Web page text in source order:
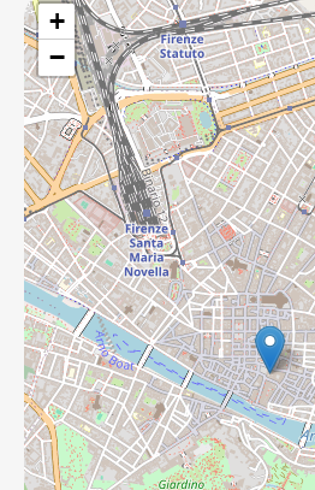
+
−